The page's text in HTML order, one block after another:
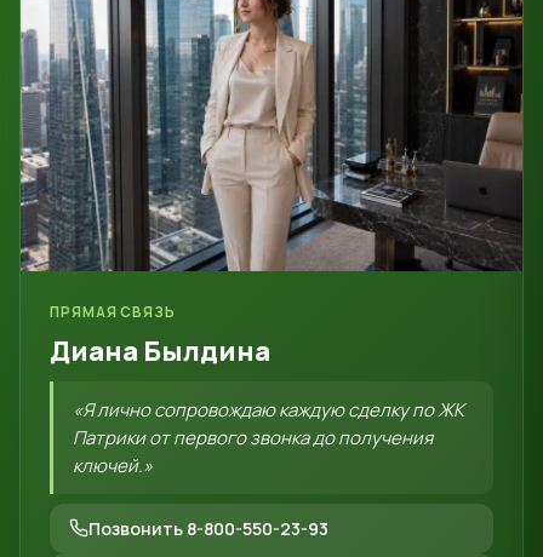
ПРЯМАЯ СВЯЗЬ
Диана Былдина
«Я лично сопровождаю каждую сделку по ЖК
Патрики от первого звонка до получения
ключей.»
Позвонить 8-800-550-23-93